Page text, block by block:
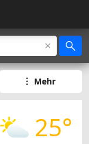
Mehr
25°